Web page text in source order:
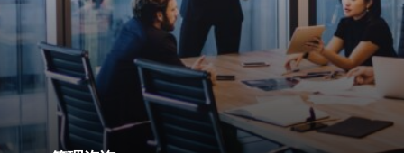
新闻与行业洞察
热门搜索
ARC Group 2026资本并购论坛金秋在
沪启幕，聚焦海外上市融资、跨境并
2026年东南亚数据中心并购：AI如何